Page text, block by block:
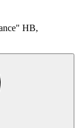
HB,